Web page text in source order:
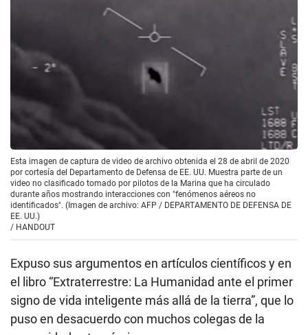
Esta imagen de captura de video de archivo obtenida el 28 de abril de 2020
por cortesía del Departamento de Defensa de EE. UU. Muestra parte de un
video no clasificado tomado por pilotos de la Marina que ha circulado
durante años mostrando interacciones con "fenómenos aéreos no
identificados". (Imagen de archivo: AFP / DEPARTAMENTO DE DEFENSA DE
EE. UU.)
/ HANDOUT
Expuso sus argumentos en artículos científicos y en
el libro “Extraterrestre: La Humanidad ante el primer
signo de vida inteligente más allá de la tierra”, que lo
puso en desacuerdo con muchos colegas de la